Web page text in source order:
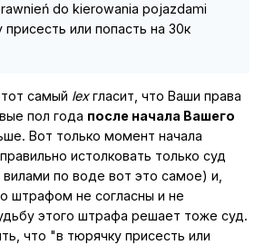
do kierowania pojazdami
или попасть на 30к
самый lexгласит, что Ваши права
пол года после начала Вашего
Вот только момент начала
истолковать только суд
вилами по воде вот это самое) и,
штрафом не согласны и не
этого штрафа решает тоже суд.
что "в тюрячку присесть или